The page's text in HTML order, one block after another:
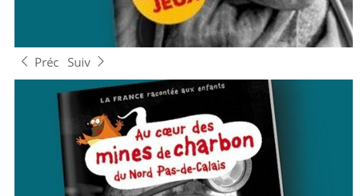
Préc Suiv